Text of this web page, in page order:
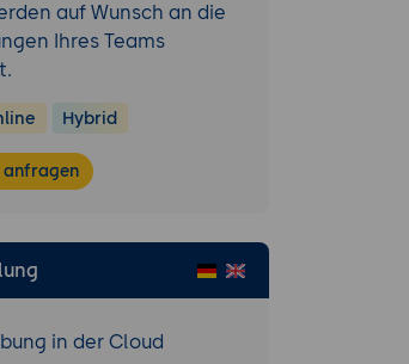
auf Wunsch an die
Ihres Teams
Hybrid
anfragen
in der Cloud